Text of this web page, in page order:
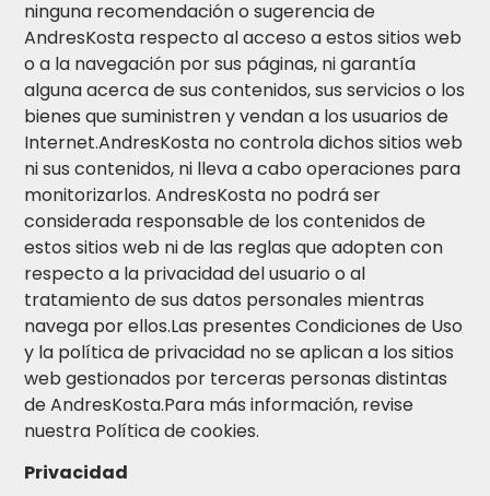
ninguna recomendación o sugerencia de
AndresKosta respecto al acceso a estos sitios web
o a la navegación por sus páginas, ni garantía
alguna acerca de sus contenidos, sus servicios o los
bienes que suministren y vendan a los usuarios de
Internet.AndresKosta no controla dichos sitios web
ni sus contenidos, ni lleva a cabo operaciones para
monitorizarlos. AndresKosta no podrá ser
considerada responsable de los contenidos de
estos sitios web ni de las reglas que adopten con
respecto a la privacidad del usuario o al
tratamiento de sus datos personales mientras
navega por ellos.Las presentes Condiciones de Uso
y la política de privacidad no se aplican a los sitios
web gestionados por terceras personas distintas
de AndresKosta.Para más información, revise
nuestra Política de cookies.
Privacidad